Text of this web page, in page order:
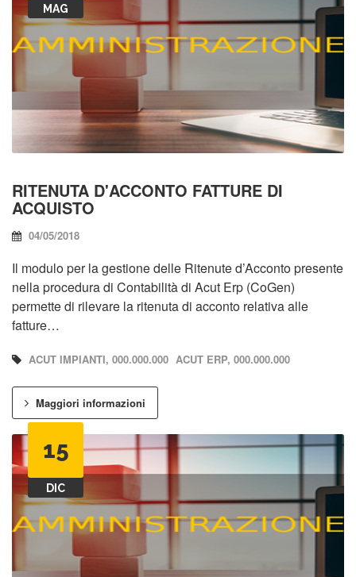
MAG
RITENUTA D'ACCONTO FATTURE DI
ACQUISTO
04/05/2018
Il modulo per la gestione delle Ritenute d’Acconto presente
nella procedura di Contabilità di Acut Erp (CoGen)
permette di rilevare la ritenuta di acconto relativa alle
fatture…
ACUT IMPIANTI, 000.000.000 ACUT ERP, 000.000.000
Maggiori informazioni
15
DIC